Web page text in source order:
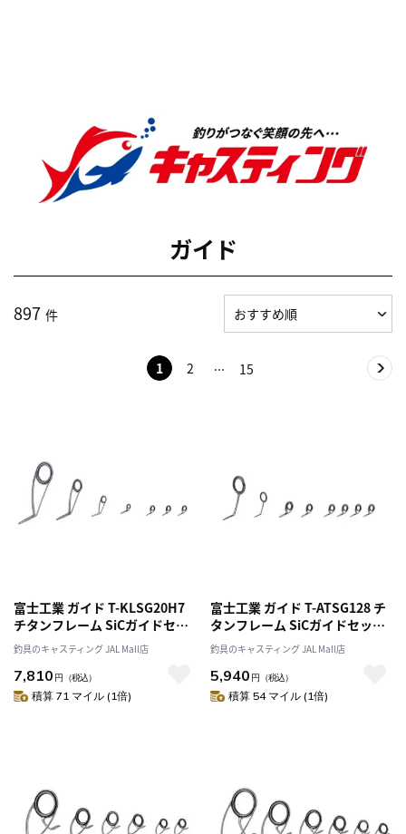
ガイド
897 件
1 2 15
富士工業 ガイド T-KLSG20H7
チタンフレーム SiCガイドセッ
ト スピニングバスセット
釣具のキャスティング JAL Mall店
7,810 円 （税込）
積算 71 マイル (1倍)
富士工業 ガイド T-ATSG128 チ
タンフレーム SiCガイドセット
アジングセット
釣具のキャスティング JAL Mall店
5,940 円 （税込）
積算 54 マイル (1倍)